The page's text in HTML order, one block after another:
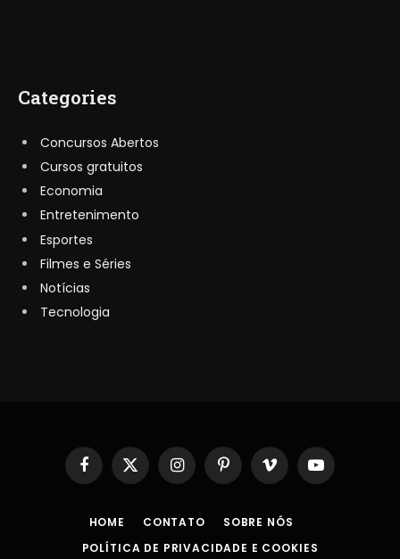
Categories
Concursos Abertos
Cursos gratuitos
Economia
Entretenimento
Esportes
Filmes e Séries
Notícias
Tecnologia
Facebook
X
(Twitter)
InstagramPinterestVimeo YouTube
HOME CONTATO
SOBRE NÓS
POLÍTICA DE PRIVACIDADE E COOKIES